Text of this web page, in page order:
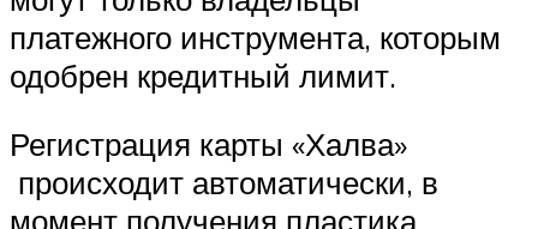
платежного инструмента, которым
одобрен кредитный лимит.
Регистрация карты «Халва»
происходит автоматически, в
момент получения пластика